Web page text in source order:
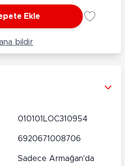
Ekle
bildir
010101LOC310954
6920671008706
Sadece Armağan'da